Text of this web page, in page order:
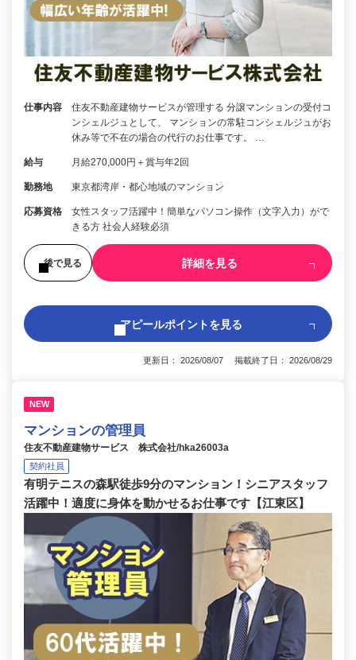
仕事内容
住友不動産建物サービスが管理する 分譲マンションの受付コ
ンシェルジュとして、 マンションの常駐コンシェルジュがお
休み等で不在の場合の代行のお仕事です。 …
給与 月給270,000円＋賞与年2回
勤務地 東京都湾岸・都心地域のマンション
応募資格
女性スタッフ活躍中！簡単なパソコン操作（文字入力）がで
きる方 社会人経験必須
後で見る 詳細を見る
アピールポイントを見る
更新日： 2026/08/07 掲載終了日： 2026/08/29
NEW
マンションの管理員
住友不動産建物サービス 株式会社/hka26003a
契約社員
有明テニスの森駅徒歩9分のマンション！シニアスタッフ
活躍中！適度に身体を動かせるお仕事です【江東区】